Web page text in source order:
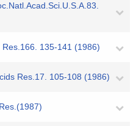
135-141 (1986)
Res.17. 105-108 (1986)